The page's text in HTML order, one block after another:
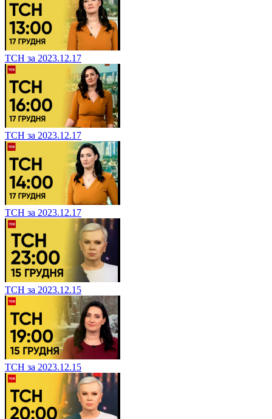
ТСН за 2023.12.17
ТСН за 2023.12.17
ТСН за 2023.12.17
ТСН за 2023.12.15
ТСН за 2023.12.15